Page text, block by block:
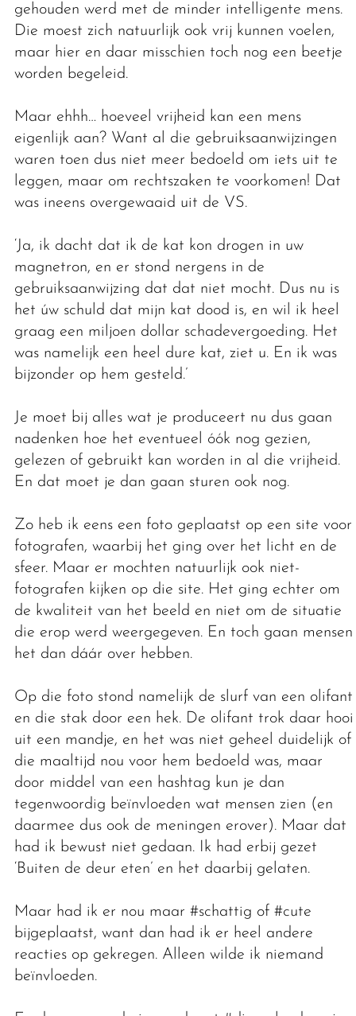
gehouden werd met de minder intelligente mens.
Die moest zich natuurlijk ook vrij kunnen voelen,
maar hier en daar misschien toch nog een beetje
worden begeleid.
Maar ehhh… hoeveel vrijheid kan een mens
eigenlijk aan? Want al die gebruiksaanwijzingen
waren toen dus niet meer bedoeld om iets uit te
leggen, maar om rechtszaken te voorkomen! Dat
was ineens overgewaaid uit de VS.
‘Ja, ik dacht dat ik de kat kon drogen in uw
magnetron, en er stond nergens in de
gebruiksaanwijzing dat dat niet mocht. Dus nu is
het úw schuld dat mijn kat dood is, en wil ik heel
graag een miljoen dollar schadevergoeding. Het
was namelijk een heel dure kat, ziet u. En ik was
bijzonder op hem gesteld.’
Je moet bij alles wat je produceert nu dus gaan
nadenken hoe het eventueel óók nog gezien,
gelezen of gebruikt kan worden in al die vrijheid.
En dat moet je dan gaan sturen ook nog.
Zo heb ik eens een foto geplaatst op een site voor
fotografen, waarbij het ging over het licht en de
sfeer. Maar er mochten natuurlijk ook niet-
fotografen kijken op die site. Het ging echter om
de kwaliteit van het beeld en niet om de situatie
die erop werd weergegeven. En toch gaan mensen
het dan dáár over hebben.
Op die foto stond namelijk de slurf van een olifant,
en die stak door een hek. De olifant trok daar hooi
uit een mandje, en het was niet geheel duidelijk of
die maaltijd nou voor hem bedoeld was, maar
door middel van een hashtag kun je dan
tegenwoordig beïnvloeden wat mensen zien (en
daarmee dus ook de meningen erover). Maar dat
had ik bewust niet gedaan. Ik had erbij gezet
‘Buiten de deur eten’ en het daarbij gelaten.
Maar had ik er nou maar #schattig of #cute
bijgeplaatst, want dan had ik er heel andere
reacties op gekregen. Alleen wilde ik niemand
beïnvloeden.